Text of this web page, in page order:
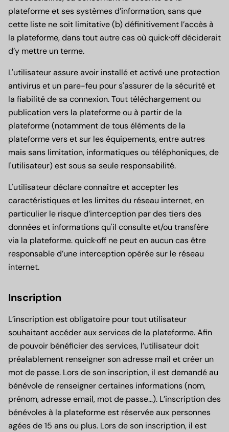
plateforme et ses systèmes d’information, sans que
cette liste ne soit limitative (b) définitivement l’accès à
la plateforme, dans tout autre cas où quick·off déciderait
d’y mettre un terme.
L'utilisateur assure avoir installé et activé une protection
antivirus et un pare-feu pour s'assurer de la sécurité et
la fiabilité de sa connexion. Tout téléchargement ou
publication vers la plateforme ou à partir de la
plateforme (notamment de tous éléments de la
plateforme vers et sur les équipements, entre autres
mais sans limitation, informatiques ou téléphoniques, de
l'utilisateur) est sous sa seule responsabilité.
L'utilisateur déclare connaître et accepter les
caractéristiques et les limites du réseau internet, en
particulier le risque d’interception par des tiers des
données et informations qu'il consulte et/ou transfère
via la plateforme. quick·off ne peut en aucun cas être
responsable d’une interception opérée sur le réseau
internet.
Inscription
L’inscription est obligatoire pour tout utilisateur
souhaitant accéder aux services de la plateforme. Afin
de pouvoir bénéficier des services, l’utilisateur doit
préalablement renseigner son adresse mail et créer un
mot de passe. Lors de son inscription, il est demandé au
bénévole de renseigner certaines informations (nom,
prénom, adresse email, mot de passe…). L’inscription des
bénévoles à la plateforme est réservée aux personnes
agées de 15 ans ou plus. Lors de son inscription, il est